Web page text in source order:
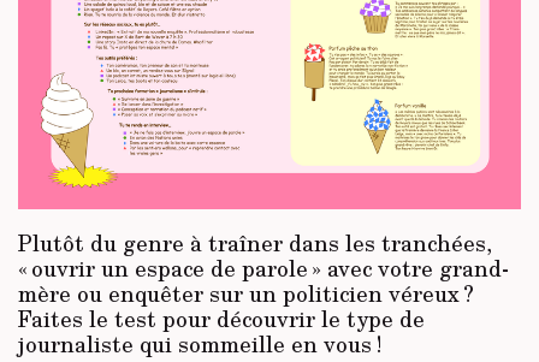
Plutôt du genre à traîner dans les tranchées,
« ouvrir un espace de parole » avec votre grand-
mère ou enquêter sur un politicien véreux ?
Faites le test pour découvrir le type de
journaliste qui sommeille en vous !